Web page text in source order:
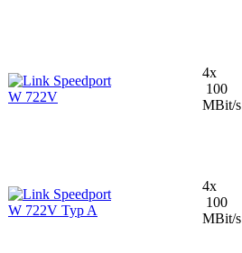
Speedport
W 722V
4x
100
MBit/s
Speedport
W 722V Typ A
4x
100
MBit/s